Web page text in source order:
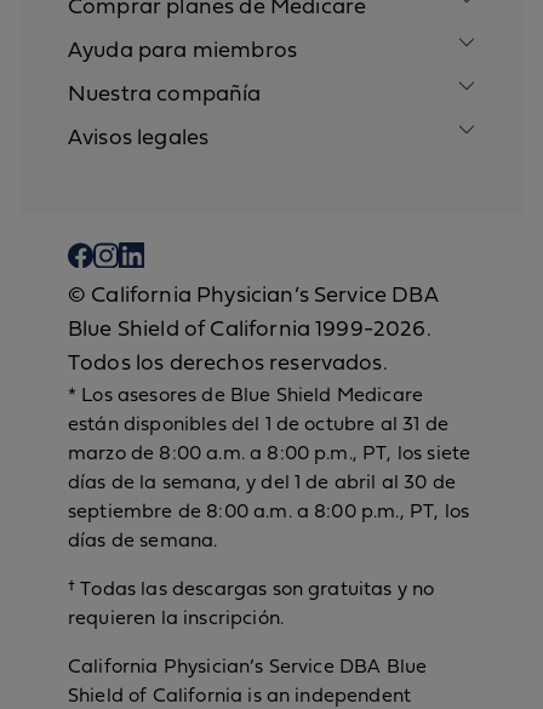
Comprar planes de Medicare
Ayuda para miembros
Nuestra compañía
Avisos legales
© California Physician’s Service DBA
Blue Shield of California 1999-2026.
Todos los derechos reservados.
* Los asesores de Blue Shield Medicare
están disponibles del 1 de octubre al 31 de
marzo de 8:00 a.m. a 8:00 p.m., PT, los siete
días de la semana, y del 1 de abril al 30 de
septiembre de 8:00 a.m. a 8:00 p.m., PT, los
días de semana.
† Todas las descargas son gratuitas y no
requieren la inscripción.
California Physician’s Service DBA Blue
Shield of California is an independent